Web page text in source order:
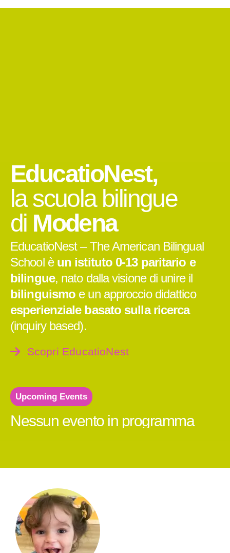
EducatioNest,
la scuola bilingue
di Modena
EducatioNest – The American Bilingual
School è un istituto 0-13 paritario e
bilingue, nato dalla visione di unire il
bilinguismo e un approccio didattico
esperienziale basato sulla ricerca
(inquiry based).
Scopri EducatioNest
Upcoming Events
Nessun evento in programma